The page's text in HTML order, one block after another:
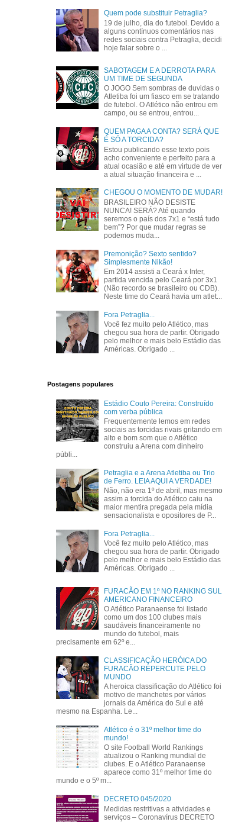
Quem pode substituir Petraglia?
19 de julho, dia do futebol. Devido a
alguns contínuos comentários nas
redes sociais contra Petraglia, decidi
hoje falar sobre o ...
SABOTAGEM E A DERROTA PARA
UM TIME DE SEGUNDA
O JOGO Sem sombras de duvidas o
Atletiba foi um fiasco em se tratando
de futebol. O Atlético não entrou em
campo, ou se entrou, entrou...
QUEM PAGA A CONTA? SERÁ QUE
É SÓ A TORCIDA?
Estou publicando esse texto pois
acho conveniente e perfeito para a
atual ocasião e até em virtude de ver
a atual situação financeira e ...
CHEGOU O MOMENTO DE MUDAR!
BRASILEIRO NÃO DESISTE
NUNCA! SERÁ? Até quando
seremos o país dos 7x1 e “está tudo
bem”? Por que mudar regras se
podemos muda...
Premonição? Sexto sentido?
Simplesmente Nikão!
Em 2014 assisti a Ceará x Inter,
partida vencida pelo Ceará por 3x1
(Não recordo se brasileiro ou CDB).
Neste time do Ceará havia um atlet...
Fora Petraglia...
Você fez muito pelo Atlético, mas
chegou sua hora de partir. Obrigado
pelo melhor e mais belo Estádio das
Américas. Obrigado ...
Postagens populares
Estádio Couto Pereira: Construído
com verba pública
Frequentemente lemos em redes
sociais as torcidas rivais gritando em
alto e bom som que o Atlético
construiu a Arena com dinheiro
públi...
Petraglia e a Arena Atletiba ou Trio
de Ferro. LEIA AQUI A VERDADE!
Não, não era 1º de abril, mas mesmo
assim a torcida do Atlético caiu na
maior mentira pregada pela mídia
sensacionalista e opositores de P...
Fora Petraglia...
Você fez muito pelo Atlético, mas
chegou sua hora de partir. Obrigado
pelo melhor e mais belo Estádio das
Américas. Obrigado ...
FURACÃO EM 1º NO RANKING SUL
AMERICANO FINANCEIRO
O Atlético Paranaense foi listado
como um dos 100 clubes mais
saudáveis financeiramente no
mundo do futebol, mais
precisamente em 62º e...
CLASSIFICAÇÃO HERÓICA DO
FURACÃO REPERCUTE PELO
MUNDO
A heroica classificação do Atlético foi
motivo de manchetes por vários
jornais da América do Sul e até
mesmo na Espanha. Le...
Atlético é o 31º melhor time do
mundo!
O site Football World Rankings
atualizou o Ranking mundial de
clubes. E o Atlético Paranaense
aparece como 31º melhor time do
mundo e o 5º m...
DECRETO 045/2020
Medidas restritivas a atividades e
serviços – Coronavírus DECRETO